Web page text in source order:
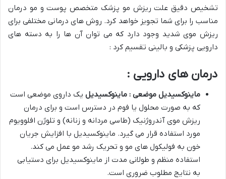
تشخیص دقیق علت ریزش مو پزشک متخصص پوست و مو درمان
مناسب را برای شما تجویز خواهد کرد. روش های درمانی مختلفی برای
ریزش موی شدید وجود دارد که می توان آن ها را به دسته های
دارویی پزشکی و بالینی تقسیم کرد :
درمان های دارویی :
ماینوکسیدیل موضعی : ماینوکسیدیل یک داروی موضعی است
که به صورت محلول یا فوم در دسترس است و برای درمان
ریزش موی آندروژنیک (طاسی مردانه و زنانه) و تلوژن افلوویوم
مورد استفاده قرار می گیرد. ماینوکسیدیل با افزایش جریان
خون به فولیکول های مو و تحریک رشد مو عمل می کند.
استفاده منظم و طولانی مدت از ماینوکسیدیل برای دستیابی
به نتایج مطلوب ضروری است.